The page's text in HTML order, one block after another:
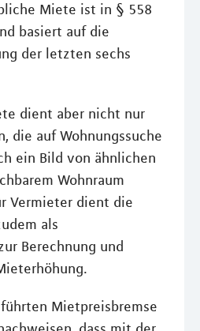
Miete ist in § 558
basiert auf die
der letzten sechs
dient aber nicht nur
die auf Wohnungssuche
ein Bild von ähnlichen
Wohnraum
Vermieter dient die
als
Berechnung und
Mietpreisbremse